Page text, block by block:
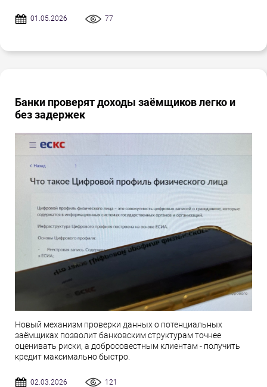
01.05.2026 77
Банки проверят доходы заёмщиков легко и
без задержек
Новый механизм проверки данных о потенциальных
заёмщиках позволит банковским структурам точнее
оценивать риски, а добросовестным клиентам - получить
кредит максимально быстро.
02.03.2026 121